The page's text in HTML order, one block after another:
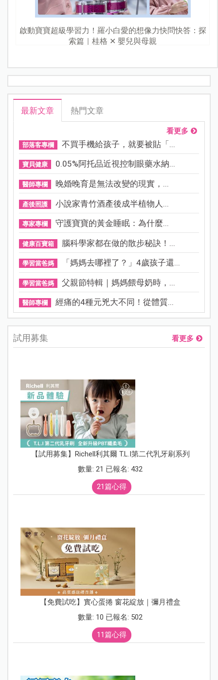
啟動寶寶超級學習力！羅小白愛的想像力快問快答：探
索篇｜桂格 ✕ 嬰兒與母親
最新文章 熱門文章
看更多
部落客專欄 不買手機給孩子，就要被貼「...
寶貝健康 0.05%阿托品近視控制眼藥水納...
醫師專欄 晚婚晚育是無法改變的現實，...
產後照護 小說家青竹酒產後成半植物人...
專家專欄 守護寶寶的黃金睡眠：為什麼...
健康百寶箱 腦科學家都在做的散步秘訣！...
學習當爸媽 「媽媽去哪裡了？」4歲孩子還...
學習當爸媽 父親節特輯｜媽媽餵母奶時，...
醫師專欄 經痛的4種元兇大不同！從體質...
試用募集 看更多
【試用募集】Richell利其爾 T.L.I第二代乳牙刷系列
數量: 21 已報名: 432
21篇心得
【免費試吃】實心蛋捲 窗花綻放｜彌月禮盒
數量: 10 已報名: 502
11篇心得